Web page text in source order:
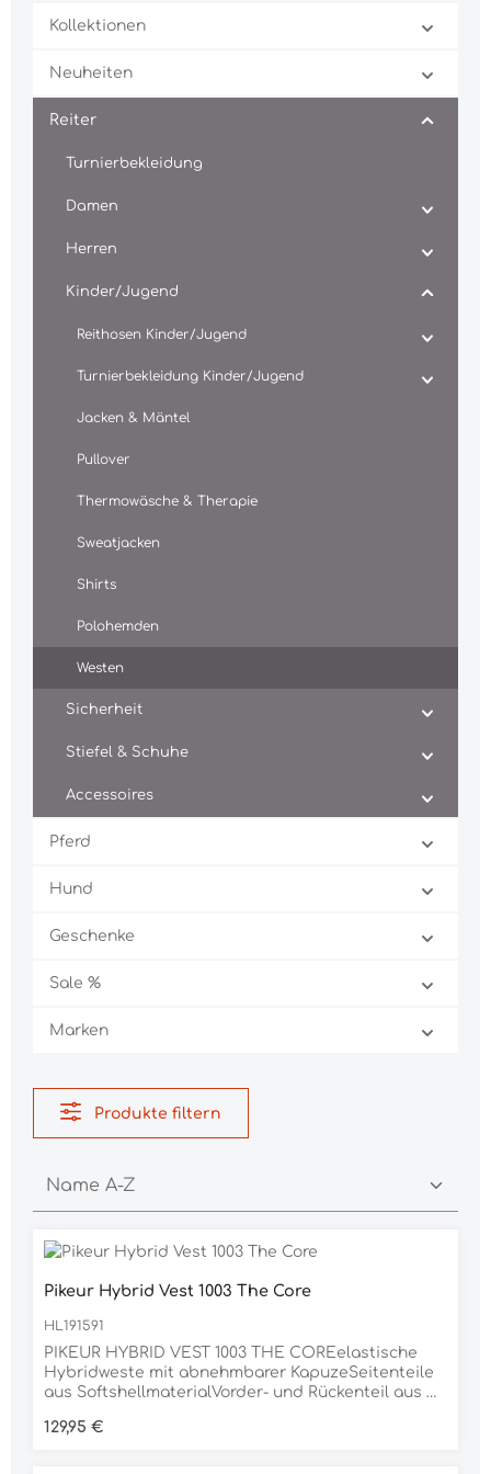
Kollektionen
Neuheiten
Reiter
Turnierbekleidung
Damen
Herren
Kinder/Jugend
Reithosen Kinder/Jugend
Turnierbekleidung Kinder/Jugend
Jacken & Mäntel
Pullover
Thermowäsche & Therapie
Sweatjacken
Shirts
Polohemden
Westen
Sicherheit
Stiefel & Schuhe
Accessoires
Pferd
Hund
Geschenke
Sale %
Marken
Produkte filtern
Pikeur Hybrid Vest 1003 The Core
HL191591
PIKEUR HYBRID VEST 1003 THE COREelastische
Hybridweste mit abnehmbarer KapuzeSeitenteile
aus SoftshellmaterialVorder- und Rückenteil aus 4
Bewegungsfreiheit garantiertLasercut in den
Regulärer Preis:
129,95 €